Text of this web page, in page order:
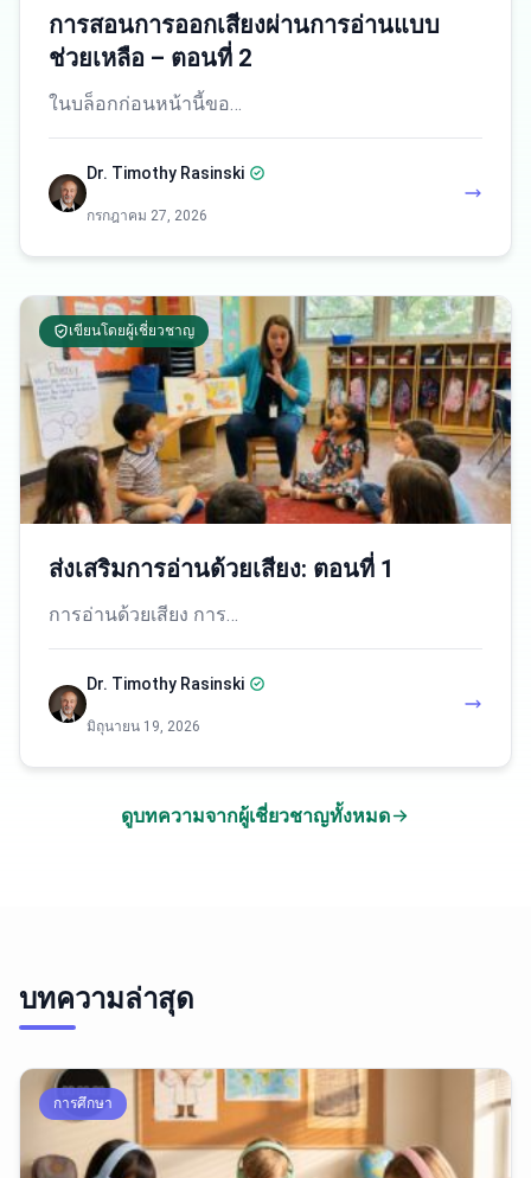
การสอนการออกเสียงผ่านการอ่านแบบ
ช่วยเหลือ – ตอนที่ 2
ในบล็อกก่อนหน้านี้ขอ…
Dr. Timothy Rasinski
กรกฎาคม 27, 2026
เขียนโดยผู้เชี่ยวชาญ
ส่งเสริมการอ่านด้วยเสียง: ตอนที่ 1
การอ่านด้วยเสียง การ…
Dr. Timothy Rasinski
มิถุนายน 19, 2026
ดูบทความจากผู้เชี่ยวชาญทั้งหมด
บทความล่าสุด
การศึกษา